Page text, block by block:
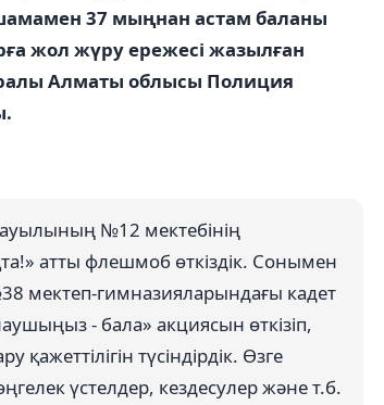
37 мыңнан астам баланы
жол жүру ережесі жазылған
Алматы облысы Полиция
ауылының №12 мектебінің
атты флешмоб өткіздік. Сонымен
мектеп-гимназияларындағы кадет
- бала» акциясын өткізіп,
түсіндірдік. Өзге
үстелдер, кездесулер және т.б.